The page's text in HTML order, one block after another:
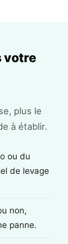
votre
plus le
à établir.
ou du
de levage
non,
panne.